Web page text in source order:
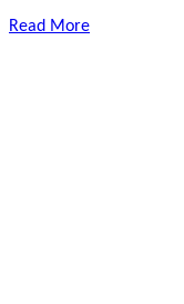
Read More